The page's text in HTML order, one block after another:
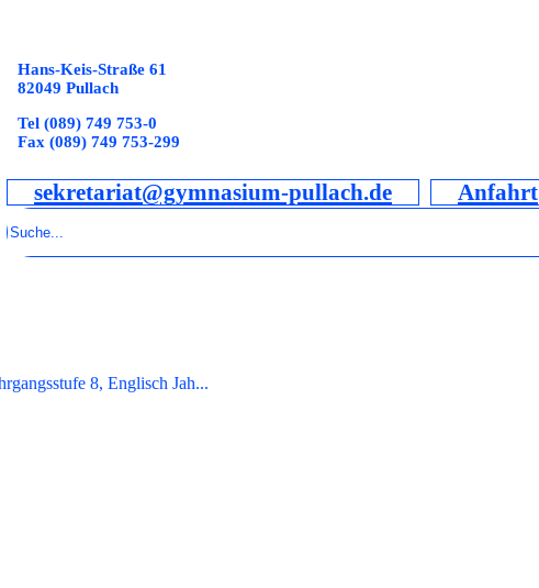
Hans-Keis-Straße 61
82049 Pullach
Tel (089) 749 753-0
Fax (089) 749 753-299
sekretariat@gymnasium-pullach.de
Anfahrt
Suchen
8, Englisch Jah...